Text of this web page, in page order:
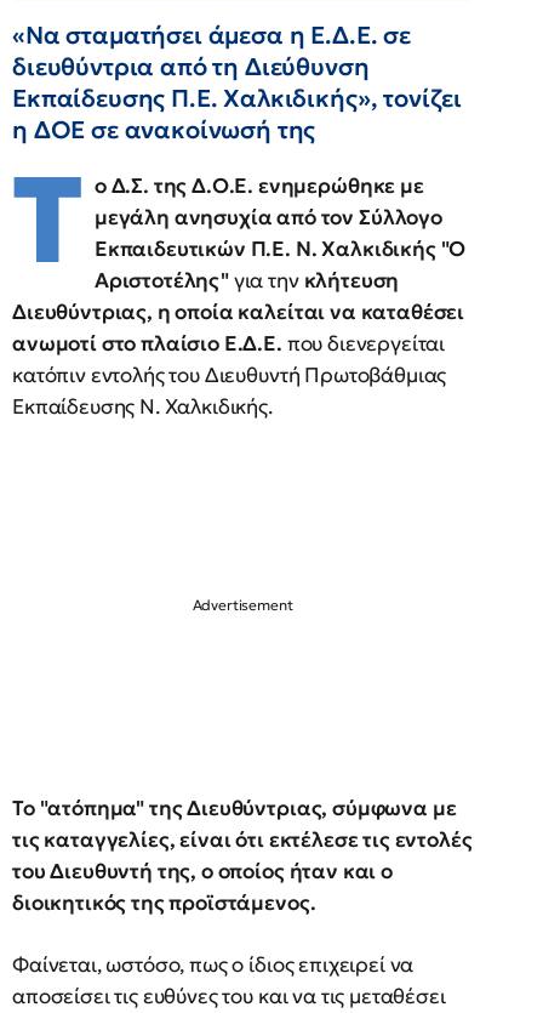
«Να σταματήσει άμεσα η Ε.Δ.Ε. σε
διευθύντρια από τη Διεύθυνση
Εκπαίδευσης Π.Ε. Χαλκιδικής», τονίζει
η ΔΟΕ σε ανακοίνωσή της
Τ ο Δ.Σ. της Δ.Ο.Ε. ενημερώθηκε με
μεγάλη ανησυχία από τον Σύλλογο
Εκπαιδευτικών Π.Ε. Ν. Χαλκιδικής "Ο
Αριστοτέλης"για την κλήτευση
Διευθύντριας, η οποία καλείται να καταθέσει
ανωμοτί στο πλαίσιο Ε.Δ.Ε. που διενεργείται
κατόπιν εντολής του Διευθυντή Πρωτοβάθμιας
Εκπαίδευσης Ν. Χαλκιδικής.
Το "ατόπημα" της Διευθύντριας, σύμφωνα με
τις καταγγελίες, είναι ότι εκτέλεσε τις εντολές
του Διευθυντή της, ο οποίος ήταν και ο
διοικητικός της προϊστάμενος.
Φαίνεται, ωστόσο, πως ο ίδιος επιχειρεί να
αποσείσει τις ευθύνες του και να τις μεταθέσει